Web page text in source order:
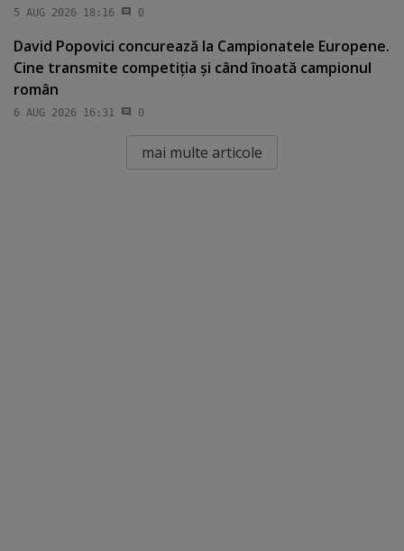
5 AUG 2026 18:16 0
David Popovici concurează la Campionatele Europene.
Cine transmite competiţia şi când înoată campionul
român
6 AUG 2026 16:31 0
mai multe articole